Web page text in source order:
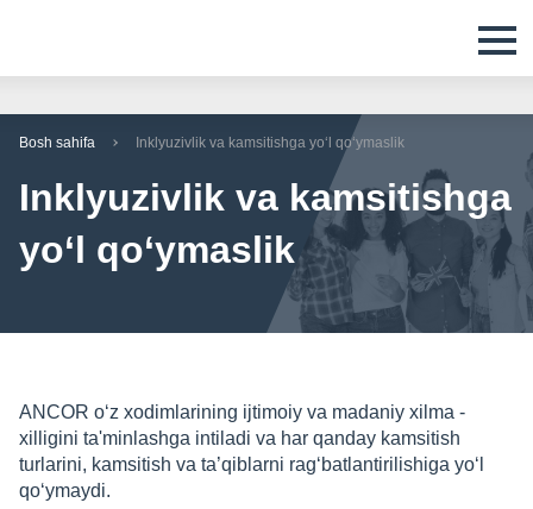
Bosh sahifa Inklyuzivlik va kamsitishga yo‘l qo‘ymaslik
Inklyuzivlik va kamsitishga
yo‘l qo‘ymaslik
ANCOR o‘z xodimlarining ijtimoiy va madaniy xilma -
xilligini ta'minlashga intiladi va har qanday kamsitish
turlarini, kamsitish va ta’qiblarni rag‘batlantirilishiga yo‘l
qo‘ymaydi.